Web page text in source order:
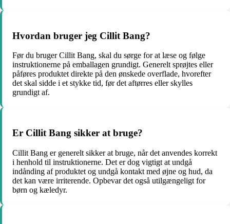
Hvordan bruger jeg Cillit Bang?
Før du bruger Cillit Bang, skal du sørge for at læse og følge
instruktionerne på emballagen grundigt. Generelt sprøjtes eller
påføres produktet direkte på den ønskede overflade, hvorefter
det skal sidde i et stykke tid, før det aftørres eller skylles
grundigt af.
Er Cillit Bang sikker at bruge?
Cillit Bang er generelt sikker at bruge, når det anvendes korrekt
i henhold til instruktionerne. Det er dog vigtigt at undgå
indånding af produktet og undgå kontakt med øjne og hud, da
det kan være irriterende. Opbevar det også utilgængeligt for
børn og kæledyr.